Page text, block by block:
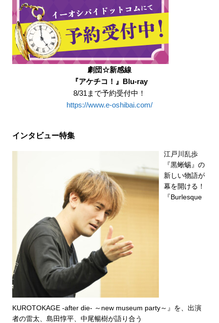
劇団☆新感線
『アケチコ！』Blu-ray
8/31まで予約受付中！
https://www.e-oshibai.com/
インタビュー特集
江戸川乱歩
『黒蜥蜴』の
新しい物語が
幕を開ける！
『Burlesque
KUROTOKAGE -after die- ～new museum party～』を、出演
者の雷太、島田惇平、中尾暢樹が語り合う